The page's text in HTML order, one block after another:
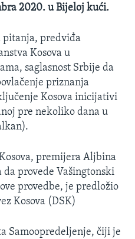
2020. u Bijeloj kući.
pitanja, predviđa
Kosova u
saglasnost Srbije da
priznanja
Kosova inicijativi
pre nekoliko dana u
premijera Aljbina
provede Vašingtonski
provedbe, je predložio
Kosova (DSK)
Samoopredeljenje, čiji je